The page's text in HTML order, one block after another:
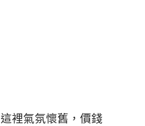
這裡氣氛懷舊，價錢